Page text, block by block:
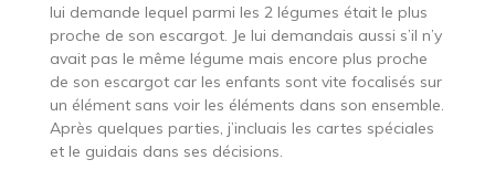
lui demande lequel parmi les 2 légumes était le plus
proche de son escargot. Je lui demandais aussi s’il n’y
avait pas le même légume mais encore plus proche
de son escargot car les enfants sont vite focalisés sur
un élément sans voir les éléments dans son ensemble.
Après quelques parties, j’incluais les cartes spéciales
et le guidais dans ses décisions.